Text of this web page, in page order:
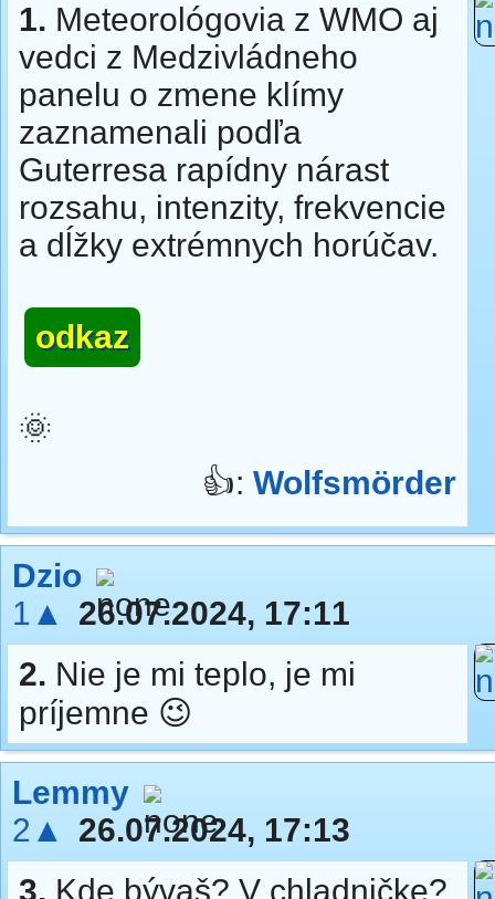
1. Meteorológovia z WMO aj
vedci z Medzivládneho
panelu o zmene klímy
zaznamenali podľa
Guterresa rapídny nárast
rozsahu, intenzity, frekvencie
a dĺžky extrémnych horúčav.
odkaz
🌞
👍: Wolfsmörder
Dzio
1▲
26.07.2024, 17:11
2. Nie je mi teplo, je mi
príjemne 😉
Lemmy
2▲
26.07.2024, 17:13
3. Kde bývaš? V chladničke?